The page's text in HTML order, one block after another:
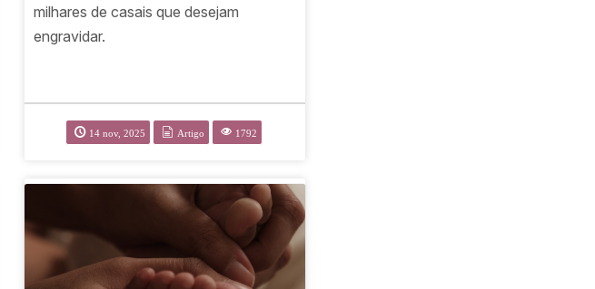
milhares de casais que desejam
engravidar.
14 nov, 2025 Artigo 1792